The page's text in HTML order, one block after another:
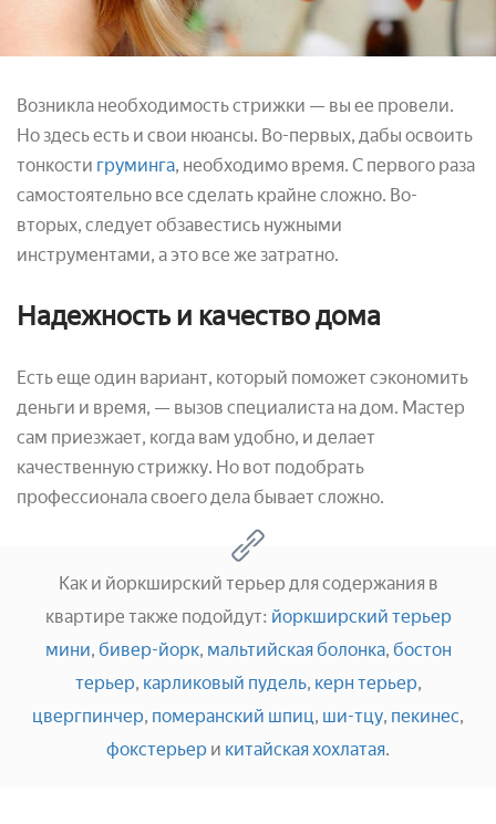
Возникла необходимость стрижки — вы ее провели.
Но здесь есть и свои нюансы. Во-первых, дабы освоить
тонкости груминга, необходимо время. С первого раза
самостоятельно все сделать крайне сложно. Во-
вторых, следует обзавестись нужными
инструментами, а это все же затратно.
Надежность и качество дома
Есть еще один вариант, который поможет сэкономить
деньги и время, — вызов специалиста на дом. Мастер
сам приезжает, когда вам удобно, и делает
качественную стрижку. Но вот подобрать
профессионала своего дела бывает сложно.
Как и йоркширский терьер для содержания в
квартире также подойдут: йоркширский терьер
мини, бивер-йорк, мальтийская болонка, бостон
терьер, карликовый пудель, керн терьер,
цвергпинчер, померанский шпиц, ши-тцу, пекинес,
фокстерьер и китайская хохлатая.